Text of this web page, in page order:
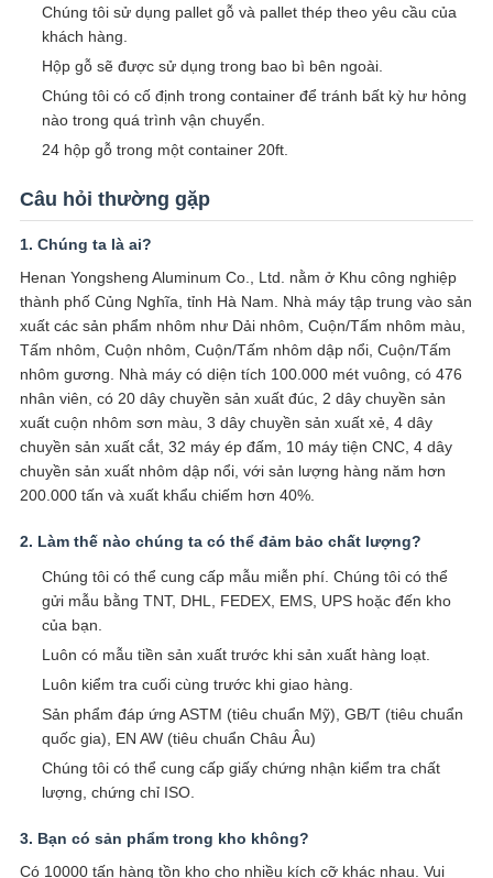
Chúng tôi sử dụng pallet gỗ và pallet thép theo yêu cầu của
khách hàng.
Hộp gỗ sẽ được sử dụng trong bao bì bên ngoài.
Chúng tôi có cố định trong container để tránh bất kỳ hư hỏng
nào trong quá trình vận chuyển.
24 hộp gỗ trong một container 20ft.
Câu hỏi thường gặp
1. Chúng ta là ai?
Henan Yongsheng Aluminum Co., Ltd. nằm ở Khu công nghiệp
thành phố Củng Nghĩa, tỉnh Hà Nam. Nhà máy tập trung vào sản
xuất các sản phẩm nhôm như Dải nhôm, Cuộn/Tấm nhôm màu,
Tấm nhôm, Cuộn nhôm, Cuộn/Tấm nhôm dập nổi, Cuộn/Tấm
nhôm gương. Nhà máy có diện tích 100.000 mét vuông, có 476
nhân viên, có 20 dây chuyền sản xuất đúc, 2 dây chuyền sản
xuất cuộn nhôm sơn màu, 3 dây chuyền sản xuất xẻ, 4 dây
chuyền sản xuất cắt, 32 máy ép đấm, 10 máy tiện CNC, 4 dây
chuyền sản xuất nhôm dập nổi, với sản lượng hàng năm hơn
200.000 tấn và xuất khẩu chiếm hơn 40%.
2. Làm thế nào chúng ta có thể đảm bảo chất lượng?
Chúng tôi có thể cung cấp mẫu miễn phí. Chúng tôi có thể
gửi mẫu bằng TNT, DHL, FEDEX, EMS, UPS hoặc đến kho
của bạn.
Luôn có mẫu tiền sản xuất trước khi sản xuất hàng loạt.
Luôn kiểm tra cuối cùng trước khi giao hàng.
Sản phẩm đáp ứng ASTM (tiêu chuẩn Mỹ), GB/T (tiêu chuẩn
quốc gia), EN AW (tiêu chuẩn Châu Âu)
Chúng tôi có thể cung cấp giấy chứng nhận kiểm tra chất
lượng, chứng chỉ ISO.
3. Bạn có sản phẩm trong kho không?
Có 10000 tấn hàng tồn kho cho nhiều kích cỡ khác nhau. Vui